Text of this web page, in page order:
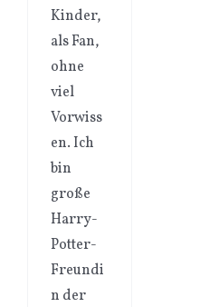
Kinder,
als Fan,
ohne
viel
Vorwiss
en. Ich
bin
große
Harry-
Potter-
Freundi
n der